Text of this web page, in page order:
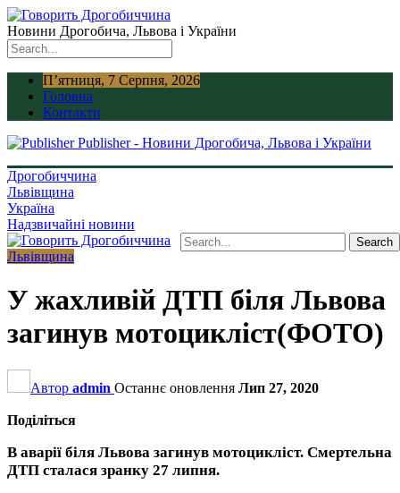
Новини Дрогобича, Львова і України
П’ятниця, 7 Серпня, 2026
Головна
Контакти
Publisher - Новини Дрогобича, Львова і України
Дрогобиччина
Львівщина
Україна
Надзвичайні новини
Львівщина
У жахливій ДТП біля Львова
загинув мотоцикліст(ФОТО)
Автор admin Останнє оновлення Лип 27, 2020
Поділіться
В аварії біля Львова загинув мотоцикліст. Смертельна
ДТП сталася зранку 27 липня.